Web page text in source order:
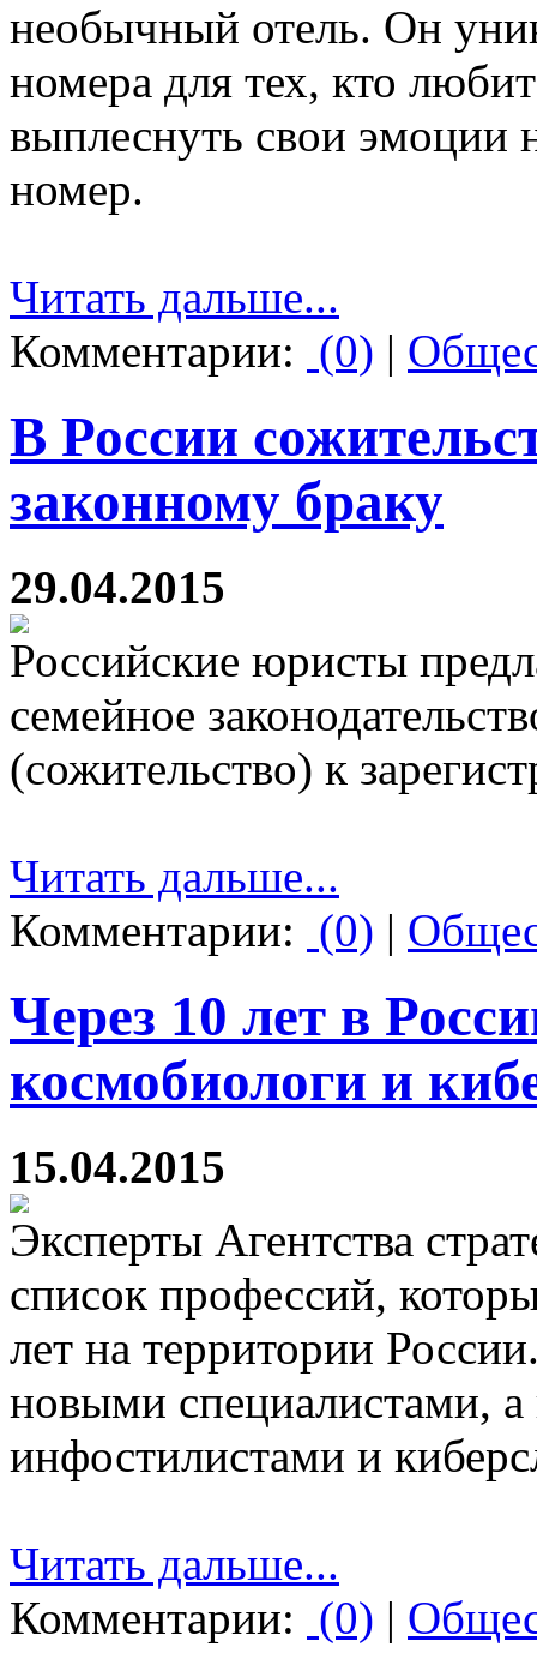
необычный отель. Он
номера для тех, кто
выплеснуть свои эмоции
номер.
Читать дальше...
Комментарии: (0) |
В России
законному браку
29.04.2015
Российские юристы
семейное
(сожительство) к
Читать дальше...
Комментарии: (0) |
Через 10 лет в
космобиологи и
15.04.2015
Эксперты Агентства
список профессий,
лет на территории
новыми специалистами,
инфостилистами и
Читать дальше...
Комментарии: (0) |